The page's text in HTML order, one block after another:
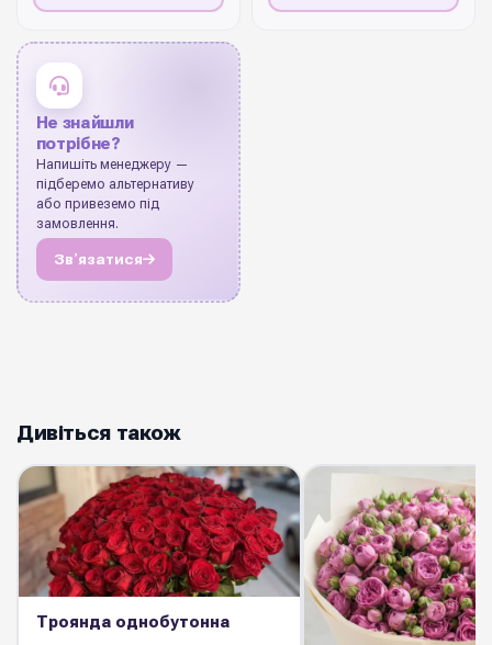
Не знайшли
потрібне?
Напишіть менеджеру —
підберемо альтернативу
або привеземо під
замовлення.
Звʼязатися
Дивіться також
Троянда однобутонна